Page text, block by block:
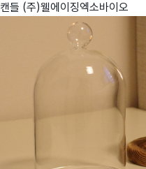
캔들 (주)웰에이징엑소바이오